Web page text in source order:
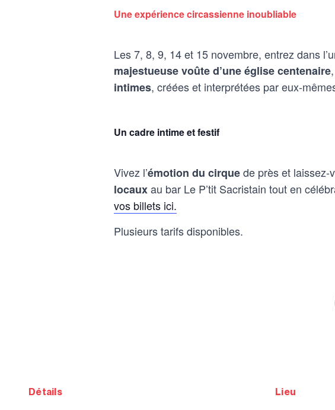
Une expérience circassienne inoubliable
Les 7, 8, 9, 14 et 15 novembre, entrez dans
majestueuse voûte d’une église centenaire
intimes, créées et interprétées par eux-
Un cadre intime et festif
Vivez l’émotion du cirquede près et laissez-
locauxau bar Le P’tit Sacristain tout en
vos billets ici.
Plusieurs tarifs disponibles.
détails lieu